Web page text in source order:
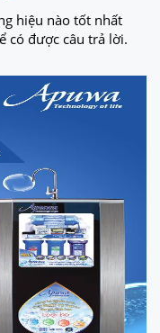
hiệu nào tốt nhất
có được câu trả lời.